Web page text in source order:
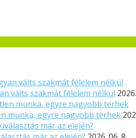
válts szakmát félelem nélkül
munka, egyre nagyobb terhek